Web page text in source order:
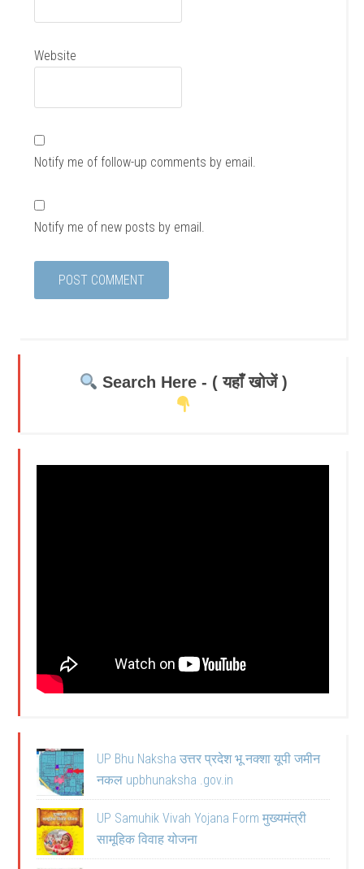
Website
Notify me of follow-up comments by email.
Notify me of new posts by email.
Search Here - ( यहाँ खोजें )
UP Bhu Naksha उत्तर प्रदेश भू नक्शा यूपी जमीन
नकल upbhunaksha .gov.in
UP Samuhik Vivah Yojana Form मुख्यमंत्री
सामूहिक विवाह योजना